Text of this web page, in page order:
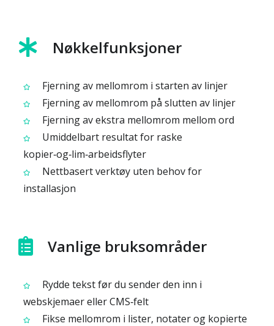
Nøkkelfunksjoner
Fjerning av mellomrom i starten av linjer
Fjerning av mellomrom på slutten av linjer
Fjerning av ekstra mellomrom mellom ord
Umiddelbart resultat for raske
kopier‑og‑lim‑arbeidsflyter
Nettbasert verktøy uten behov for
installasjon
Vanlige bruksområder
Rydde tekst før du sender den inn i
webskjemaer eller CMS‑felt
Fikse mellomrom i lister, notater og kopierte